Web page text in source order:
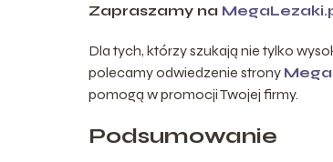
Zapraszamy na
Dla tych, którzy szukają nie tylko
polecamy odwiedzenie strony
pomogą w promocji Twojej firmy.
Podsumowanie